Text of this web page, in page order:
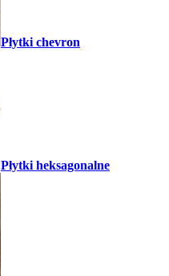
Płytki chevron
Płytki heksagonalne